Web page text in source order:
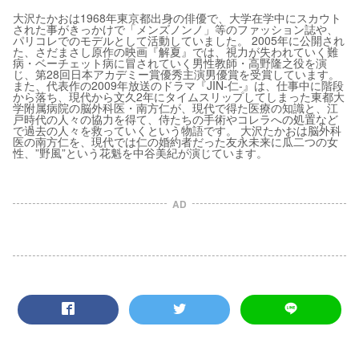
大沢たかおは1968年東京都出身の俳優で、大学在学中にスカウト
された事がきっかけで「メンズノンノ」等のファッション誌や、
パリコレでのモデルとして活動していました。 2005年に公開され
た、さだまさし原作の映画『解夏』では、視力が失われていく難
病・ベーチェット病に冒されていく男性教師・高野隆之役を演
じ、第28回日本アカデミー賞優秀主演男優賞を受賞しています。
また、代表作の2009年放送のドラマ『JIN-仁-』は、仕事中に階段
から落ち、現代から文久2年にタイムスリップしてしまった東都大
学附属病院の脳外科医・南方仁が、現代で得た医療の知識と、江
戸時代の人々の協力を得て、侍たちの手術やコレラへの処置など
で過去の人々を救っていくという物語です。 大沢たかおは脳外科
医の南方仁を、現代では仁の婚約者だった友永未来に瓜二つの女
性、”野風”という花魁を中谷美紀が演じています。
AD